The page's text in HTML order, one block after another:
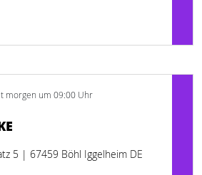
morgen um 09:00 Uhr
5 | 67459 Böhl Iggelheim DE